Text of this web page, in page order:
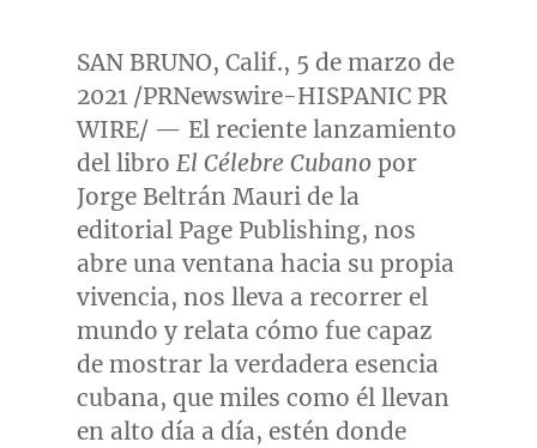
SAN BRUNO, Calif., 5 de marzo de
2021 /PRNewswire-HISPANIC PR
WIRE/ — El reciente lanzamiento
del libro El Célebre Cubano por
Jorge Beltrán Mauri de la
editorial Page Publishing, nos
abre una ventana hacia su propia
vivencia, nos lleva a recorrer el
mundo y relata cómo fue capaz
de mostrar la verdadera esencia
cubana, que miles como él llevan
en alto día a día, estén donde